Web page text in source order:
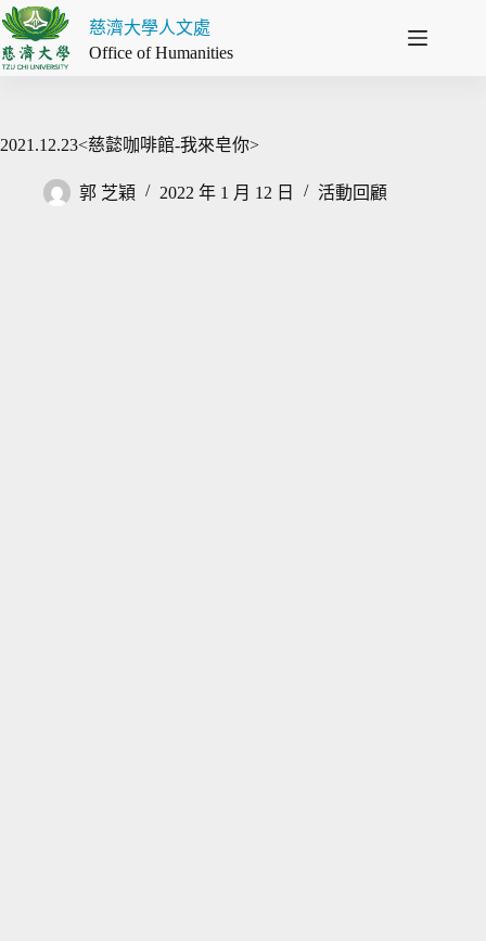
跳
至
主
容
慈濟大學人文處
Office of Humanities
2021.12.23<慈懿咖啡館-我來皂你>
郭 芝穎 2022 年 1 月 12 日 活動回顧